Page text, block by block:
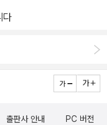
3~6학년) 일기와 독후
학교에서 요구하는 글쓰
기 귀찮아하고 힘들어하
답답한 게 당연하지요.
다
출판사 안내 PC 버전